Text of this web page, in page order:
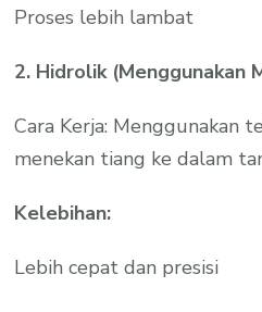
Proses lebih lambat
2. Hidrolik (Menggunakan
Cara Kerja: Menggunakan
menekan tiang ke dalam
Kelebihan:
Lebih cepat dan presisi